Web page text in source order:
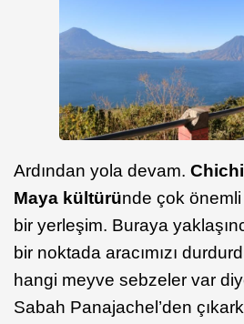
Ardından yola devam.
Maya kültüründe çok
bir yerleşim. Buraya
bir noktada aracımızı
hangi meyve sebzeler var
Sabah Panajachel’den